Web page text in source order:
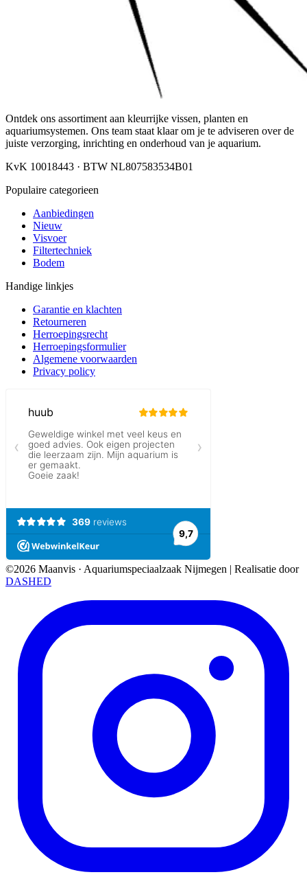
Ontdek ons assortiment aan kleurrijke vissen, planten en
aquariumsystemen. Ons team staat klaar om je te adviseren over de
juiste verzorging, inrichting en onderhoud van je aquarium.
KvK 10018443 · BTW NL807583534B01
Populaire categorieen
Aanbiedingen
Nieuw
Visvoer
Filtertechniek
Bodem
Handige linkjes
Garantie en klachten
Retourneren
Herroepingsrecht
Herroepingsformulier
Algemene voorwaarden
Privacy policy
©2026 Maanvis · Aquariumspeciaalzaak Nijmegen | Realisatie door
DASHED